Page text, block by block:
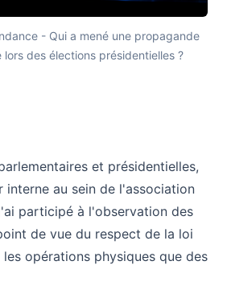
- Qui a mené une propagande
lors des élections présidentielles ?
et présidentielles,
interne au sein de l'association
participé à l'observation des
de vue du respect de la loi
opérations physiques que des